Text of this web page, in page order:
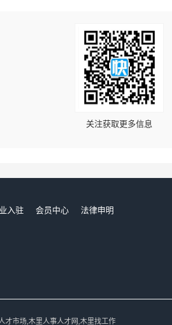
关注获取更多信息
入驻 会员中心
法律申明
才市场,木里人事人才网,木里找工作